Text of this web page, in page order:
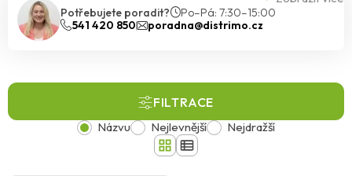
Potřebujete poradit?
Po–Pá: 7:30–15:00
541 420 850
poradna@distrimo.cz
FILTRACE
Názvu Nejlevnější Nejdražší